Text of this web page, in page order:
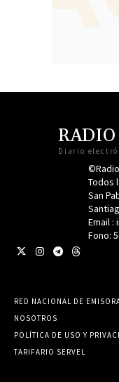
Diario
Todos
San
Email :
Fono:
RED NACIONAL DE
NOSOTROS
POLÍTICA DE USO Y
TARIFARIO SERVEL